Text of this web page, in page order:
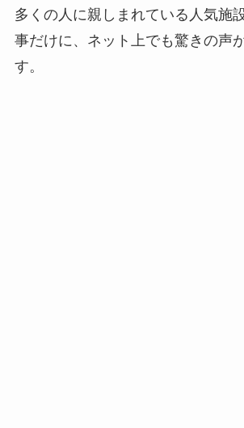
多くの人に親しまれている人気施
事だけに、ネット上でも驚きの声
す。